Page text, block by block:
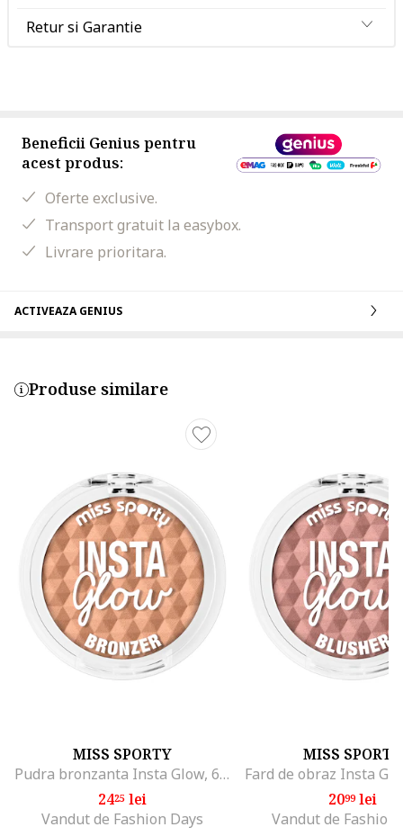
Retur si Garantie
Beneficii Genius pentru
acest produs:
Oferte exclusive.
Transport gratuit la easybox.
Livrare prioritara.
ACTIVEAZA GENIUS
Produse similare
MISS SPORTY
Pudra bronzanta Insta Glow, 6.5 g, 001
2425 lei
Vandut de Fashion Days
MISS SPORTY
2099lei
Vandut de Fashion